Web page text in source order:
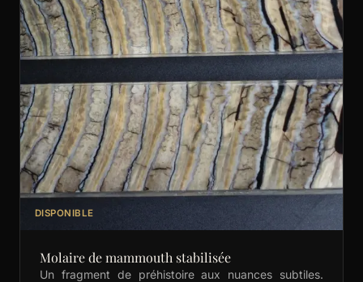
DISPONIBLE
Molaire de mammouth stabilisée
Un fragment de préhistoire aux nuances subtiles.